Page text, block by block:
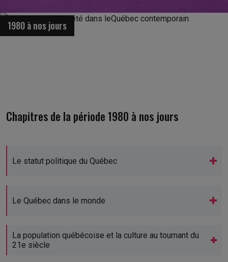
1980 à nos jours
Chapitres de la période 1980 à nos jours
Le statut politique du Québec
Le Québec dans le monde
La population québécoise et la culture au tournant du
21e siècle